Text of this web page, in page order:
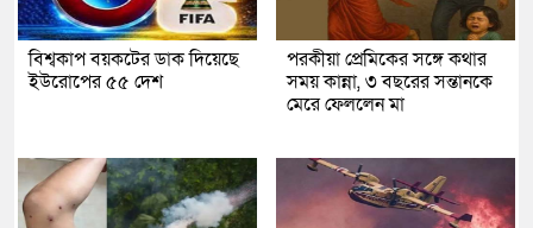
বিশ্বকাপ বয়কটের ডাক দিয়েছে
ইউরোপের ৫৫ দেশ
পরকীয়া প্রেমিকের সঙ্গে কথার
সময় কান্না, ৩ বছরের সন্তানকে
মেরে ফেললেন মা